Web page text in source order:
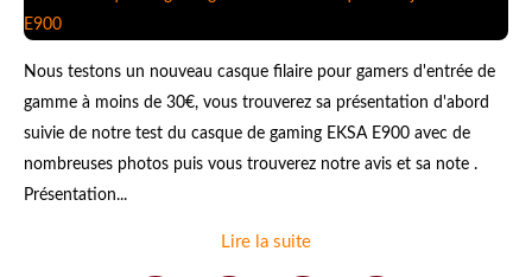
Nous testons un nouveau casque filaire pour gamers d'entrée de
gamme à moins de 30€, vous trouverez sa présentation d'abord
suivie de notre test du casque de gaming EKSA E900 avec de
nombreuses photos puis vous trouverez notre avis et sa note .
Présentation...
Lire la suite